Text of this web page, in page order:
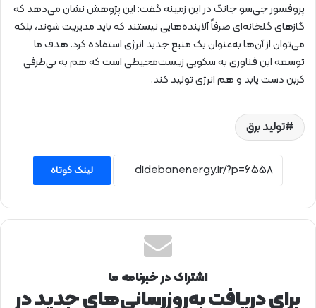
پروفسور جی‌سو جانگ در این زمینه گفت: این پژوهش نشان می‌دهد که
گازهای گلخانه‌ای صرفاً آلاینده‌هایی نیستند که باید مدیریت شوند، بلکه
می‌توان از آن‌ها به‌عنوان یک منبع جدید انرژی استفاده کرد. هدف ما
توسعه این فناوری به سکویی زیست‌محیطی است که هم به بی‌طرفی
کربن دست یابد و هم انرژی تولید کند.
تولید برق
لینک کوتاه
اشتراک در خبرنامه ما
برای دریافت به‌روزرسانی‌های جدید در